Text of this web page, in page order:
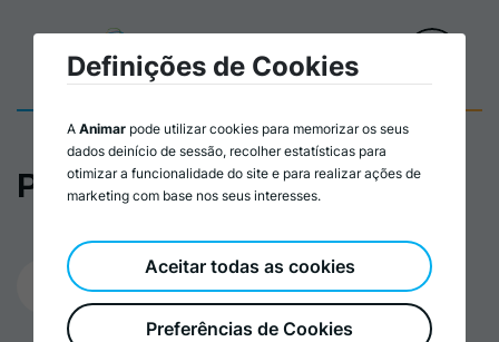
Postal MANIFesta 11
09/05/2023
Definições de Cookies
A Animar pode utilizar cookies para memorizar os seus
dados deinício de sessão, recolher estatísticas para
otimizar a funcionalidade do site e para realizar ações de
marketing com base nos seus interesses.
Preferências de Cookies
Aceitar todas as cookies